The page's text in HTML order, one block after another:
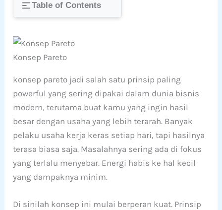
Table of Contents
Konsep Pareto
konsep pareto jadi salah satu prinsip paling
powerful yang sering dipakai dalam dunia bisnis
modern, terutama buat kamu yang ingin hasil
besar dengan usaha yang lebih terarah. Banyak
pelaku usaha kerja keras setiap hari, tapi hasilnya
terasa biasa saja. Masalahnya sering ada di fokus
yang terlalu menyebar. Energi habis ke hal kecil
yang dampaknya minim.
Di sinilah konsep ini mulai berperan kuat. Prinsip